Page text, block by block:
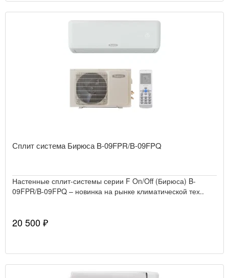
Сплит система Бирюса B-09FPR/B-09FPQ
Настенные сплит-системы серии F On/Off (Бирюса) B-
09FPR/B-09FPQ – новинка на рынке климатической тех..
20 500 ₽